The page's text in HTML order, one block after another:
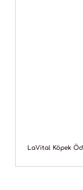
LaVital Köpek